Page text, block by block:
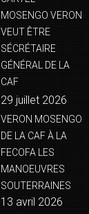
MOSENGO VERON
VEUT ÊTRE
SÉCRÉTAIRE
GÉNÉRAL DE LA
CAF
29 juillet 2026
VERON MOSENGO
DE LA CAF À LA
FECOFA LES
MANOEUVRES
SOUTERRAINES
13 avril 2026